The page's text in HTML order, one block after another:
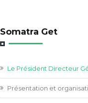
Somatra Get
Le Président Directeur
Présentation et